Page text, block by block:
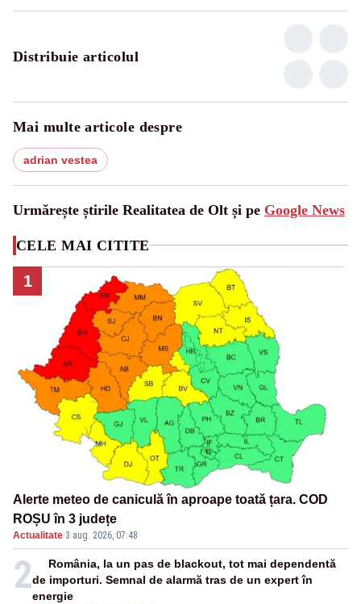
Distribuie articolul
Mai multe articole despre
adrian vestea
Urmărește știrile Realitatea de Olt și pe Google News
CELE MAI CITITE
1
Alerte meteo de caniculă în aproape toată țara. COD
ROȘU în 3 județe
Actualitate·3 aug. 2026, 07:48
2
România, la un pas de blackout, tot mai dependentă
de importuri. Semnal de alarmă tras de un expert în
energie